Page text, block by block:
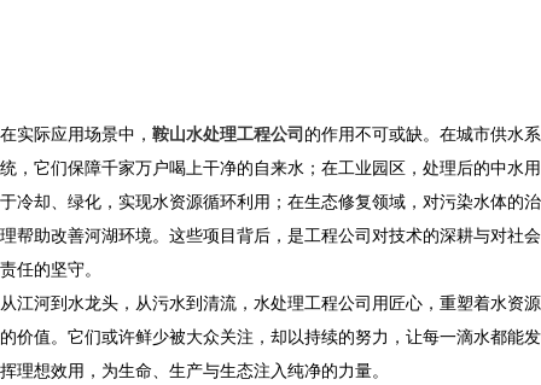
在实际应用场景中， 鞍山水处理工程公司的作用不可或缺。在城市供水系
统，它们保障千家万户喝上干净的自来水；在工业园区，处理后的中水用
于冷却、绿化，实现水资源循环利用；在生态修复领域，对污染水体的治
理帮助改善河湖环境。这些项目背后，是工程公司对技术的深耕与对社会
责任的坚守。
从江河到水龙头，从污水到清流，水处理工程公司用匠心，重塑着水资源
的价值。它们或许鲜少被大众关注，却以持续的努力，让每一滴水都能发
挥理想效用，为生命、生产与生态注入纯净的力量。